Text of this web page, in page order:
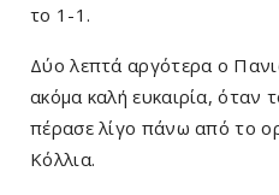
το 1-1.
Δύο λεπτά αργότερα ο
ακόμα καλή ευκαιρία, όταν
πέρασε λίγο πάνω από το
Κόλλια.